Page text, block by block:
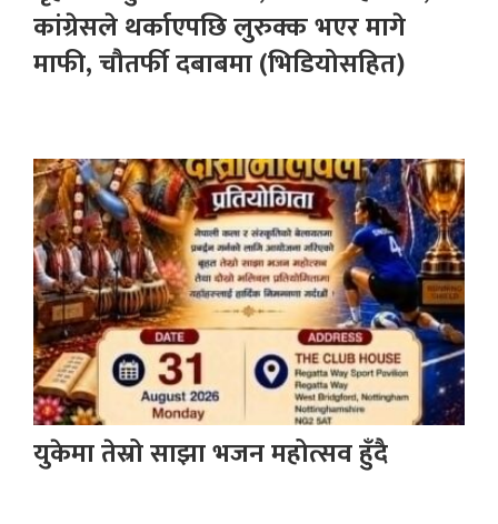
कांग्रेसले थर्काएपछि लुरुक्क भएर मागे
माफी, चौतर्फी दबाबमा (भिडियोसहित)
युकेमा तेस्रो साझा भजन महोत्सव हुँदै